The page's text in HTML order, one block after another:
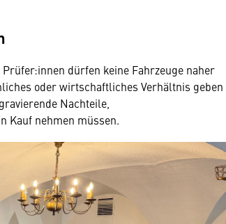
dürfen keine Fahrzeuge naher
oder wirtschaftliches Verhältnis geben
Nachteile,
Kauf nehmen müssen.